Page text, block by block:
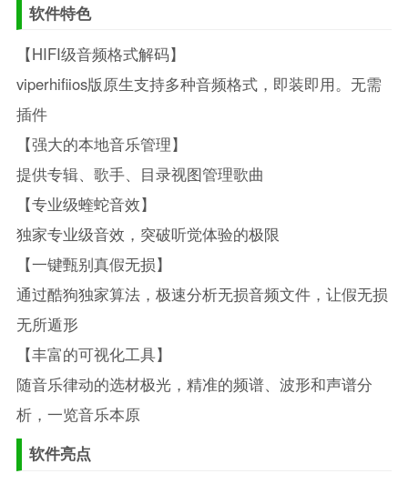
软件特色
【HIFI级音频格式解码】
viperhifiios版原生支持多种音频格式，即装即用。无需
插件
【强大的本地音乐管理】
提供专辑、歌手、目录视图管理歌曲
【专业级蝰蛇音效】
独家专业级音效，突破听觉体验的极限
【一键甄别真假无损】
通过酷狗独家算法，极速分析无损音频文件，让假无损
无所遁形
【丰富的可视化工具】
随音乐律动的选材极光，精准的频谱、波形和声谱分
析，一览音乐本原
软件亮点